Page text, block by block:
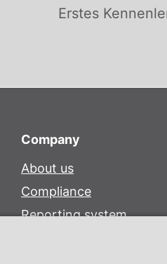
Erstes
Company
About us
Compliance
Reporting system